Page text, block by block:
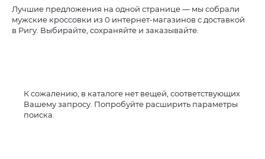
Лучшие предложения на одной странице — мы собрали
мужские кроссовки из 0 интернет-магазинов с доставкой
в Ригу. Выбирайте, сохраняйте и заказывайте.
К сожалению, в каталоге нет вещей, соответствующих
Вашему запросу. Попробуйте расширить параметры
поиска.